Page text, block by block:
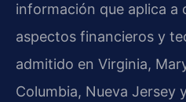
información que aplica a
aspectos financieros y
admitido en Virginia,
Columbia, Nueva Jersey